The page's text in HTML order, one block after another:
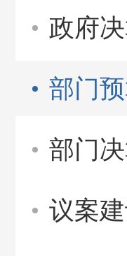
政府
部门
部门
议案